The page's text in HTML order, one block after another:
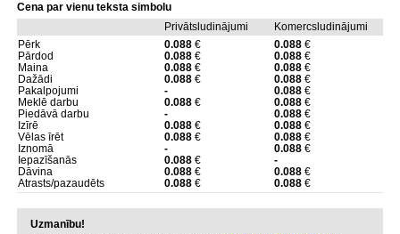
Cena par vienu teksta simbolu
Privātsludinājumi
Komercsludinājumi
Pērk
0.088€ 0.088€
Pārdod
0.088€ 0.088€
Maina
0.088€ 0.088€
Dažādi
0.088€ 0.088€
Pakalpojumi
- 0.088€
Meklē darbu
0.088€ 0.088€
Piedāvā darbu
- 0.088€
Izīrē
0.088€ 0.088€
Vēlas īrēt
0.088€ 0.088€
Iznomā
- 0.088€
Iepazīšanās
0.088€
-
Dāvina
0.088€ 0.088€
Atrasts/pazaudēts
0.088€ 0.088€
Uzmanību!